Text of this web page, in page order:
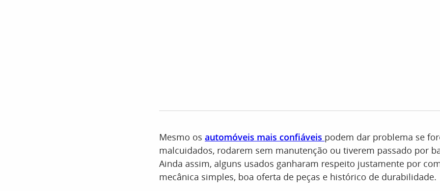
Mesmo os automóveis mais confiáveis podem dar problema se
malcuidados, rodarem sem manutenção ou tiverem passado por
Ainda assim, alguns usados ganharam respeito justamente por
mecânica simples, boa oferta de peças e histórico de durabilidade.